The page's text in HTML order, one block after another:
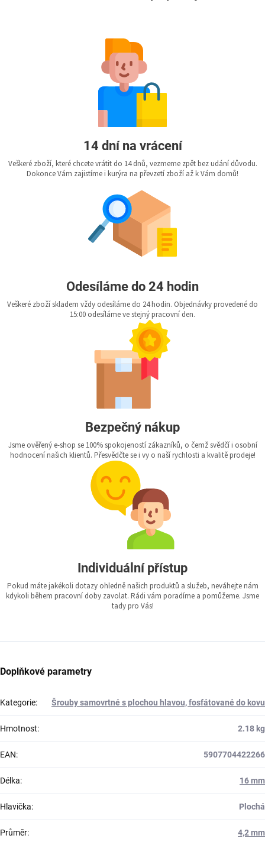
14 dní na vrácení
Veškeré zboží, které chcete vrátit do 14 dnů, vezmeme zpět bez udání důvodu.
Dokonce Vám zajistíme i kurýra na převzetí zboží až k Vám domů!
Odesíláme do 24 hodin
Veškeré zboží skladem vždy odesíláme do 24 hodin. Objednávky provedené do
15:00 odesíláme ve stejný pracovní den.
Bezpečný nákup
Jsme ověřený e-shop se 100% spokojeností zákazníků, o čemž svědčí i osobní
hodnocení našich klientů. Přesvědčte se i vy o naší rychlosti a kvalitě prodeje!
Individuální přístup
Pokud máte jakékoli dotazy ohledně našich produktů a služeb, neváhejte nám
kdykoli během pracovní doby zavolat. Rádi vám poradíme a pomůžeme. Jsme
tady pro Vás!
Doplňkové parametry
Kategorie: Šrouby samovrtné s plochou hlavou, fosfátované do kovu
Hmotnost: 2.18 kg
EAN: 5907704422266
Délka: 16 mm
Hlavička: Plochá
Průměr: 4,2 mm